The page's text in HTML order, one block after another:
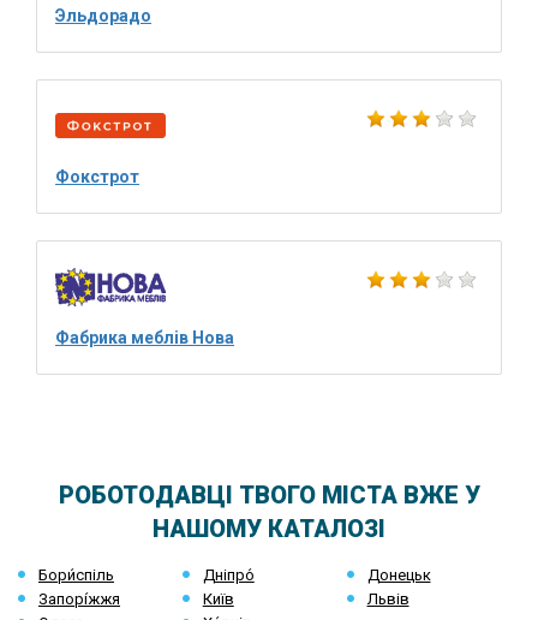
Эльдорадо
Фокстрот
Фабрика меблів Нова
РОБОТОДАВЦІ ТВОГО МІСТА ВЖЕ У
НАШОМУ КАТАЛОЗІ
Бори́спіль Дніпро́
Донецьк
Запорі́жжя
Київ
Львів